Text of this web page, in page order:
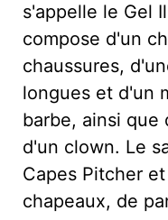
s'appelle le Gel
compose d'un
chaussures,
longues et d'un
barbe, ainsi que
d'un clown. Le
Capes Pitcher
chapeaux, de